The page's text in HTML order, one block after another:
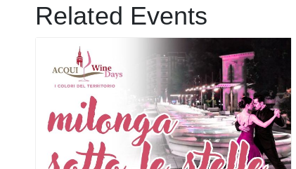
Related Events